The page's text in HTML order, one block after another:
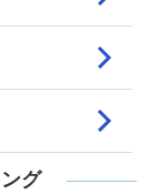
グ